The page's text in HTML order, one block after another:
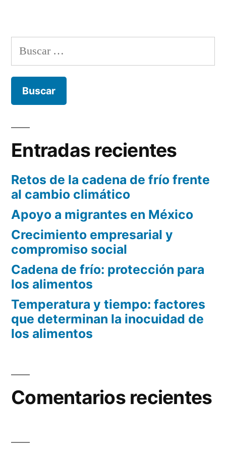
Buscar:
Entradas recientes
Retos de la cadena de frío frente
al cambio climático
Apoyo a migrantes en México
Crecimiento empresarial y
compromiso social
Cadena de frío: protección para
los alimentos
Temperatura y tiempo: factores
que determinan la inocuidad de
los alimentos
Comentarios recientes